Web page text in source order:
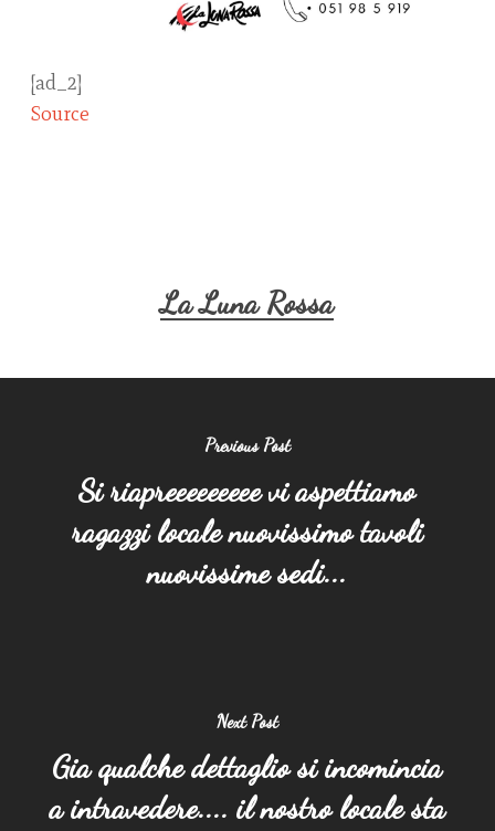
[ad_2]
Source
La Luna Rossa
Previous Post
Si riapreeeeeeeee vi aspettiamo
ragazzi locale nuovissimo tavoli
nuovissime sedi...
Next Post
Gia qualche dettaglio si incomincia
a intravedere.... il nostro locale sta